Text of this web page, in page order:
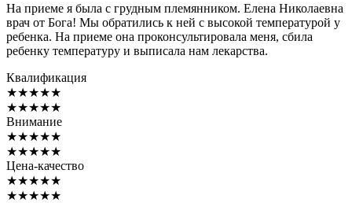
На приеме я была с грудным племянником. Елена Николаевна
врач от Бога! Мы обратились к ней с высокой температурой у
ребенка. На приеме она проконсультировала меня, сбила
ребенку температуру и выписала нам лекарства.
Квалификация
★★★★★
★★★★★
Внимание
★★★★★
★★★★★
Цена-качество
★★★★★
★★★★★